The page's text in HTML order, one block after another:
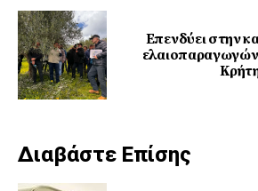
Επενδύει στην
ελαιοπαραγωγών
Διαβάστε Επίσης